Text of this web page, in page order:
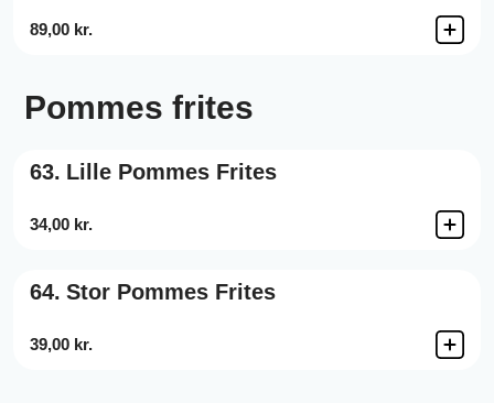
89,00 kr.
Pommes frites
63. Lille Pommes Frites
34,00 kr.
64. Stor Pommes Frites
39,00 kr.